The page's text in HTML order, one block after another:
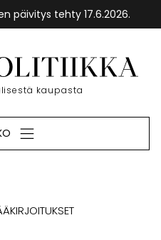
päivitys tehty 17.6.2026.
Etusivu
kaupasta